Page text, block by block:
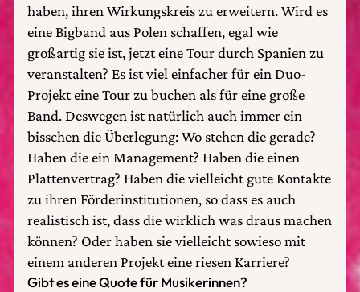
haben, ihren Wirkungskreis zu erweitern. Wird es
eine Bigband aus Polen schaffen, egal wie
großartig sie ist, jetzt eine Tour durch Spanien zu
veranstalten? Es ist viel einfacher für ein Duo-
Projekt eine Tour zu buchen als für eine große
Band. Deswegen ist natürlich auch immer ein
bisschen die Überlegung: Wo stehen die gerade?
Haben die ein Management? Haben die einen
Plattenvertrag? Haben die vielleicht gute Kontakte
zu ihren Förderinstitutionen, so dass es auch
realistisch ist, dass die wirklich was draus machen
können? Oder haben sie vielleicht sowieso mit
einem anderen Projekt eine riesen Karriere?
Gibt es eine Quote für Musikerinnen?